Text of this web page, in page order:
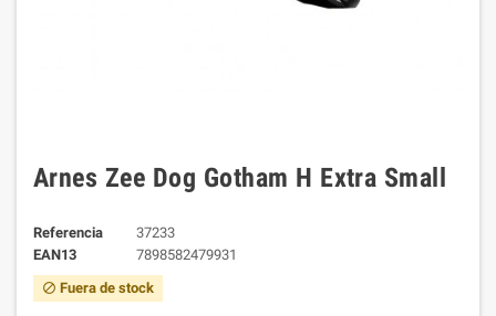
Arnes Zee Dog Gotham H Extra Small
Referencia
37233
EAN13
7898582479931
block Fuera de stock